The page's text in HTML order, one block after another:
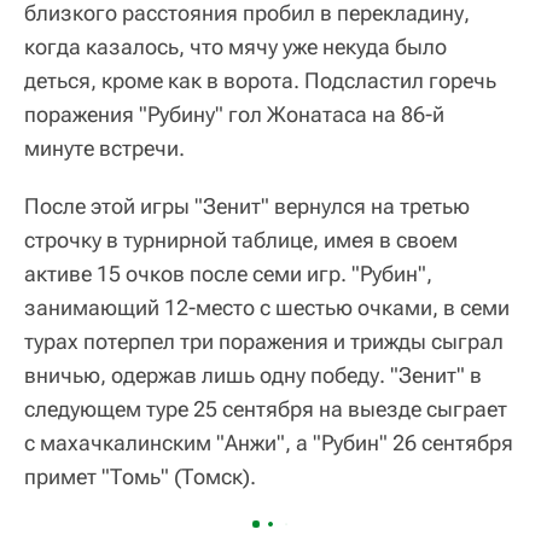
близкого расстояния пробил в перекладину,
когда казалось, что мячу уже некуда было
деться, кроме как в ворота. Подсластил горечь
поражения "Рубину" гол Жонатаса на 86-й
минуте встречи.
После этой игры "Зенит" вернулся на третью
строчку в турнирной таблице, имея в своем
активе 15 очков после семи игр. "Рубин",
занимающий 12-место с шестью очками, в семи
турах потерпел три поражения и трижды сыграл
вничью, одержав лишь одну победу. "Зенит" в
следующем туре 25 сентября на выезде сыграет
с махачкалинским "Анжи", а "Рубин" 26 сентября
примет "Томь" (Томск).